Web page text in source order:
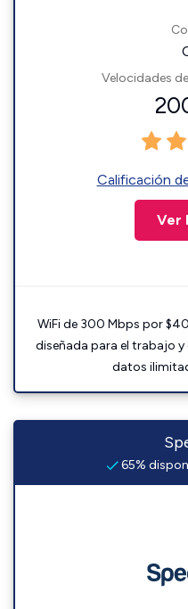
Velocidades
Calificación
Ver
WiFi de 300 Mbps por
diseñada para el trabajo y
datos
65%